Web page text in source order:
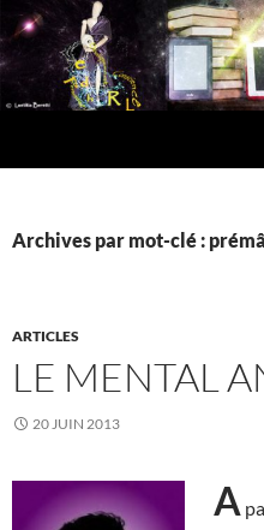
Aller
au
contenu
Archives par mot-clé :
ARTICLES
LE MENTAL
20 JUIN 2013
A